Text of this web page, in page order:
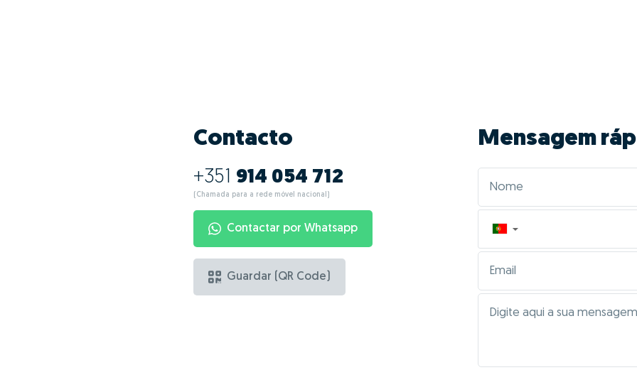
Contacto
+351 914 054 712
(Chamada para a rede móvel nacional)
Contactar por Whatsapp
Guardar (QR Code)
Mensagem
▼